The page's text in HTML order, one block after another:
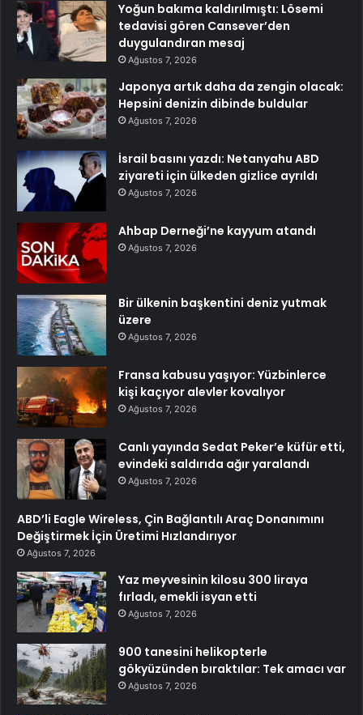
Yoğun bakıma kaldırılmıştı: Lösemi
tedavisi gören Cansever’den
duygulandıran mesaj
Ağustos 7, 2026
Japonya artık daha da zengin olacak:
Hepsini denizin dibinde buldular
Ağustos 7, 2026
İsrail basını yazdı: Netanyahu ABD
ziyareti için ülkeden gizlice ayrıldı
Ağustos 7, 2026
Ahbap Derneği’ne kayyum atandı
Ağustos 7, 2026
Bir ülkenin başkentini deniz yutmak
üzere
Ağustos 7, 2026
Fransa kabusu yaşıyor: Yüzbinlerce
kişi kaçıyor alevler kovalıyor
Ağustos 7, 2026
Canlı yayında Sedat Peker’e küfür etti,
evindeki saldırıda ağır yaralandı
Ağustos 7, 2026
ABD’li Eagle Wireless, Çin Bağlantılı Araç Donanımını
Değiştirmek İçin Üretimi Hızlandırıyor
Ağustos 7, 2026
Yaz meyvesinin kilosu 300 liraya
fırladı, emekli isyan etti
Ağustos 7, 2026
900 tanesini helikopterle
gökyüzünden bıraktılar: Tek amacı var
Ağustos 7, 2026